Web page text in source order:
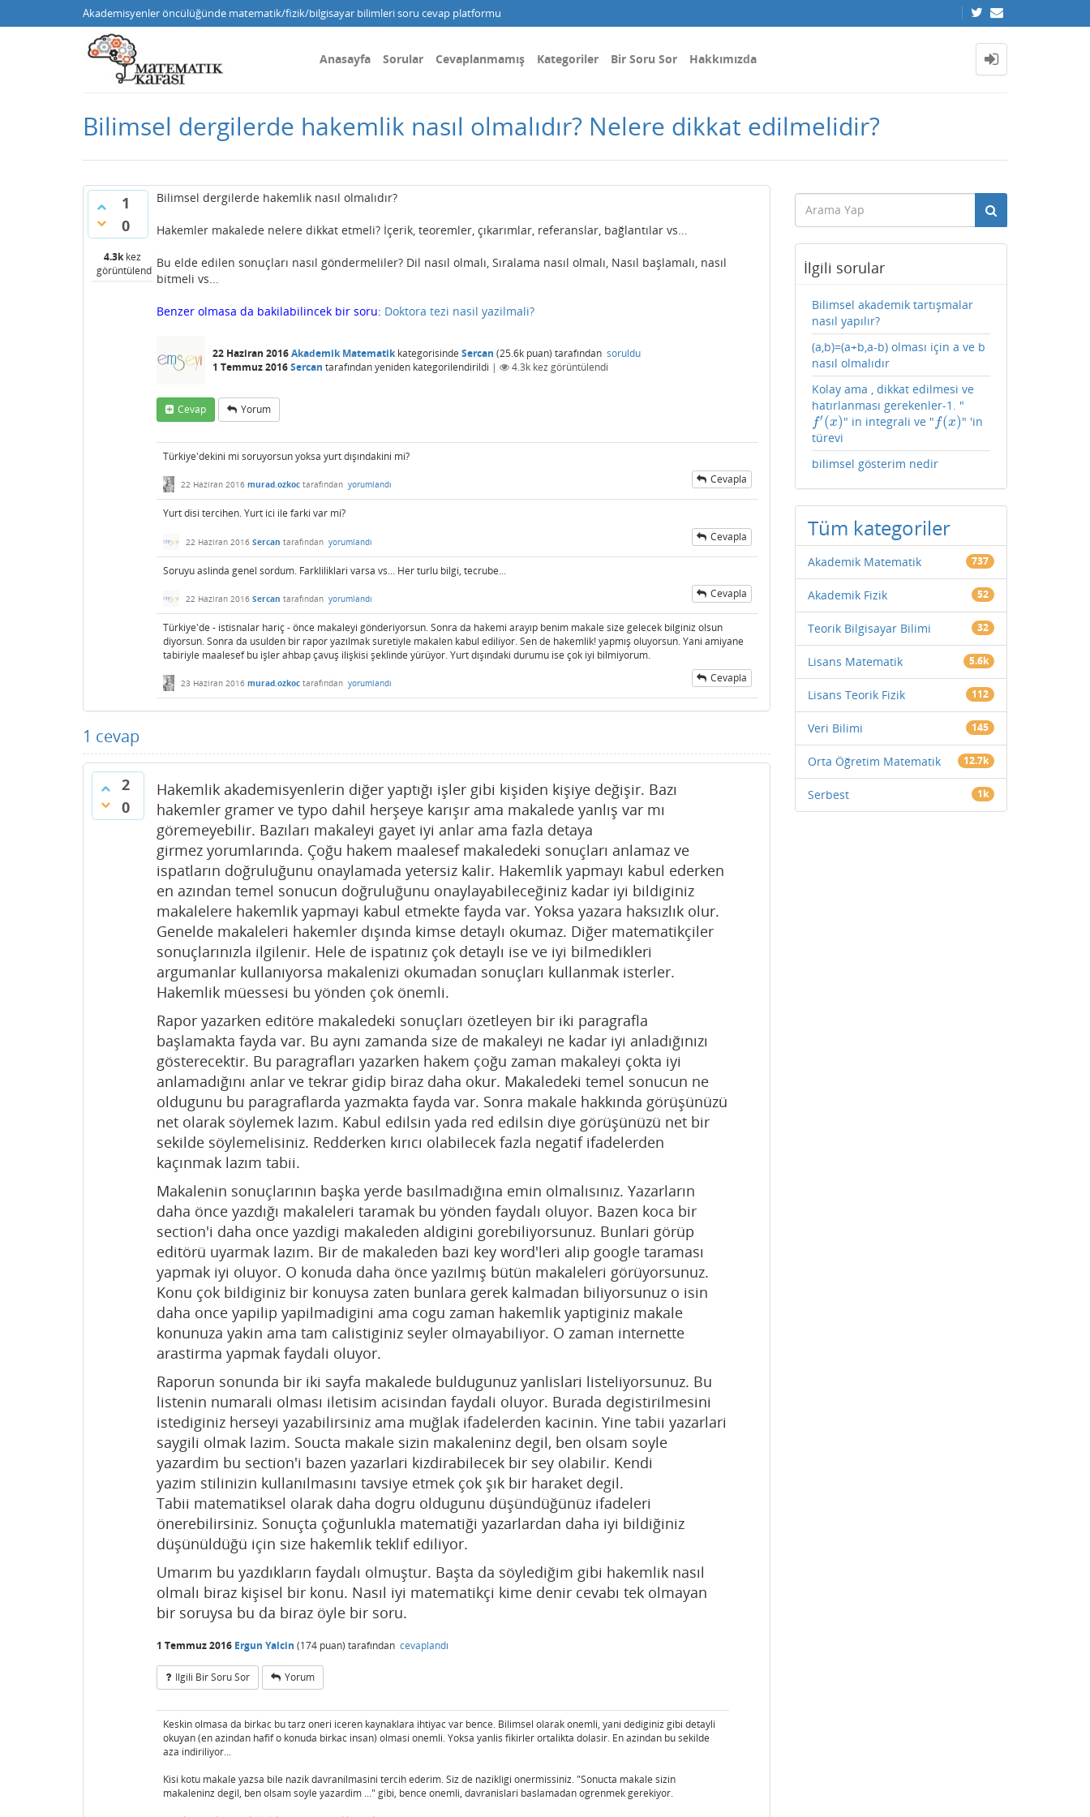
Akademisyenler öncülüğünde matematik/fizik/bilgisayar bilimleri soru cevap platformu
Anasayfa Sorular Cevaplanmamış Kategoriler Bir Soru Sor Hakkımızda
Bilimsel dergilerde hakemlik nasıl olmalıdır? Nelere dikkat edilmelidir?
1
0
4.3kkez
görüntülendi
Bilimsel dergilerde hakemlik nasıl olmalıdır?
Hakemler makalede nelere dikkat etmeli? İçerik, teoremler, çıkarımlar, referanslar, bağlantılar vs...
Bu elde edilen sonuçları nasıl göndermeliler? Dil nasıl olmalı, Sıralama nasıl olmalı, Nasıl başlamalı, nasıl
bitmeli vs...
Benzer olmasa da bakilabilincek bir soru: Doktora tezi nasil yazilmali?
22 Haziran 2016Akademik Matematikkategorisinde Sercan (25.6k puan) tarafından soruldu
1 Temmuz 2016Sercan tarafındanyeniden kategorilendirildi | 4.3k kez görüntülendi
Cevap Yorum
Türkiye'dekini mi soruyorsun yoksa yurt dışındakini mi?
22 Haziran 2016 murad.ozkoc tarafından yorumlandı Cevapla
Yurt disi tercihen. Yurt ici ile farki var mi?
22 Haziran 2016 Sercan tarafından yorumlandı Cevapla
Soruyu aslinda genel sordum. Farkliliklari varsa vs... Her turlu bilgi, tecrube...
22 Haziran 2016 Sercan tarafından yorumlandı Cevapla
Türkiye'de - istisnalar hariç - önce makaleyi gönderiyorsun. Sonra da hakemi arayıp benim makale size gelecek bilginiz olsun
diyorsun. Sonra da usulden bir rapor yazılmak suretiyle makalen kabul ediliyor. Sen de hakemlik! yapmış oluyorsun. Yani amiyane
tabiriyle maalesef bu işler ahbap çavuş ilişkisi şeklinde yürüyor. Yurt dışındaki durumu ise çok iyi bilmiyorum.
23 Haziran 2016 murad.ozkoc tarafından yorumlandı Cevapla
1 cevap
2
0
Hakemlik akademisyenlerin diğer yaptığı işler gibi kişiden kişiye değişir. Bazı
hakemler gramer ve typo dahil herşeye karışır ama makalede yanlış var mı
göremeyebilir. Bazıları makaleyi gayet iyi anlar ama fazla detaya
girmez yorumlarında. Çoğu hakem maalesef makaledeki sonuçları anlamaz ve
ispatların doğruluğunu onaylamada yetersiz kalir. Hakemlik yapmayı kabul ederken
en azından temel sonucun doğruluğunu onaylayabileceğiniz kadar iyi bildiginiz
makalelere hakemlik yapmayi kabul etmekte fayda var. Yoksa yazara haksızlık olur.
Genelde makaleleri hakemler dışında kimse detaylı okumaz. Diğer matematikçiler
sonuçlarınızla ilgilenir. Hele de ispatınız çok detaylı ise ve iyi bilmedikleri
argumanlar kullanıyorsa makalenizi okumadan sonuçları kullanmak isterler.
Hakemlik müessesi bu yönden çok önemli.
Rapor yazarken editöre makaledeki sonuçları özetleyen bir iki paragrafla
başlamakta fayda var. Bu aynı zamanda size de makaleyi ne kadar iyi anladığınızı
gösterecektir. Bu paragrafları yazarken hakem çoğu zaman makaleyi çokta iyi
anlamadığını anlar ve tekrar gidip biraz daha okur. Makaledeki temel sonucun ne
oldugunu bu paragraflarda yazmakta fayda var. Sonra makale hakkında görüşünüzü
net olarak söylemek lazım. Kabul edilsin yada red edilsin diye görüşünüzü net bir
sekilde söylemelisiniz. Redderken kırıcı olabilecek fazla negatif ifadelerden
kaçınmak lazım tabii.
Makalenin sonuçlarının başka yerde basılmadığına emin olmalısınız. Yazarların
daha önce yazdığı makaleleri taramak bu yönden faydalı oluyor. Bazen koca bir
section'i daha once yazdigi makaleden aldigini gorebiliyorsunuz. Bunlari görüp
editörü uyarmak lazım. Bir de makaleden bazi key word'leri alip google taraması
yapmak iyi oluyor. O konuda daha önce yazılmış bütün makaleleri görüyorsunuz.
Konu çok bildiginiz bir konuysa zaten bunlara gerek kalmadan biliyorsunuz o isin
daha once yapilip yapilmadigini ama cogu zaman hakemlik yaptiginiz makale
konunuza yakin ama tam calistiginiz seyler olmayabiliyor. O zaman internette
arastirma yapmak faydali oluyor.
Raporun sonunda bir iki sayfa makalede buldugunuz yanlislari listeliyorsunuz. Bu
listenin numarali olması iletisim acisindan faydali oluyor. Burada degistirilmesini
istediginiz herseyi yazabilirsiniz ama muğlak ifadelerden kacinin. Yine tabii yazarlari
saygili olmak lazim. Soucta makale sizin makaleninz degil, ben olsam soyle
yazardim bu section'i bazen yazarlari kizdirabilecek bir sey olabilir. Kendi
yazim stilinizin kullanılmasını tavsiye etmek çok şık bir haraket degil.
Tabii matematiksel olarak daha dogru oldugunu düşündüğünüz ifadeleri
önerebilirsiniz. Sonuçta çoğunlukla matematiği yazarlardan daha iyi bildiğiniz
düşünüldüğü için size hakemlik teklif ediliyor.
Umarım bu yazdıkların faydalı olmuştur. Başta da söylediğim gibi hakemlik nasıl
olmalı biraz kişisel bir konu. Nasıl iyi matematikçi kime denir cevabı tek olmayan
bir soruysa bu da biraz öyle bir soru.
1 Temmuz 2016 Ergun Yalcin (174 puan) tarafından cevaplandı
Ilgili Bir Soru Sor Yorum
Keskin olmasa da birkac bu tarz oneri iceren kaynaklara ihtiyac var bence. Bilimsel olarak onemli, yani dediginiz gibi detayli
okuyan (en azindan hafif o konuda birkac insan) olmasi onemli. Yoksa yanlis fikirler ortalikta dolasir. En azindan bu sekilde
aza indiriliyor...
Kisi kotu makale yazsa bile nazik davranilmasini tercih ederim. Siz de nazikligi onermissiniz. "Sonucta makale sizin
makaleninz degil, ben olsam soyle yazardim ..." gibi, bence onemli, davranislari baslamadan ogrenmek gerekiyor.
İlgili sorular
Bilimsel akademik tartışmalar
nasıl yapılır?
(a,b)=(a+b,a-b) olması için a ve b
nasıl olmalıdır
Kolay ama , dikkat edilmesi ve
hatırlanması gerekenler-1. "
f′ (x)
f′(x) " in integrali ve " f(x)
f(x)
" 'in
türevi
bilimsel gösterim nedir
Tüm kategoriler
Akademik Matematik 737
Akademik Fizik 52
Teorik Bilgisayar Bilimi 32
Lisans Matematik 5.6k
Lisans Teorik Fizik 112
Veri Bilimi 145
Orta Öğretim Matematik 12.7k
Serbest 1k